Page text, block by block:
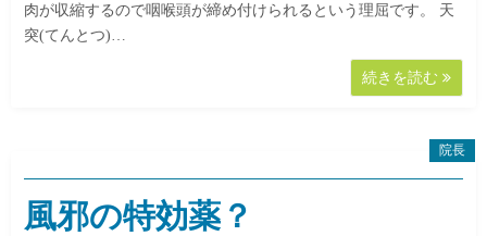
肉が収縮するので咽喉頭が締め付けられるという理屈です。 天
突(てんとつ)…
続きを読む
風邪の特効薬？
院長